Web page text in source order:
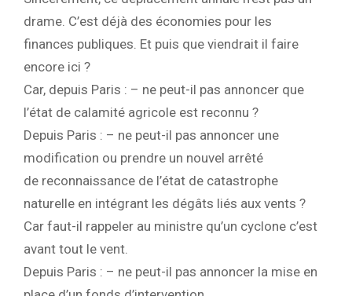
drame. C’est déjà des économies pour les
finances publiques. Et puis que viendrait il faire
encore ici ?
Car, depuis Paris : – ne peut-il pas annoncer que
l’état de calamité agricole est reconnu ?
Depuis Paris : – ne peut-il pas annoncer une
modification ou prendre un nouvel arrêté
de reconnaissance de l’état de catastrophe
naturelle en intégrant les dégâts liés aux vents ?
Car faut-il rappeler au ministre qu’un cyclone c’est
avant tout le vent.
Depuis Paris : – ne peut-il pas annoncer la mise en